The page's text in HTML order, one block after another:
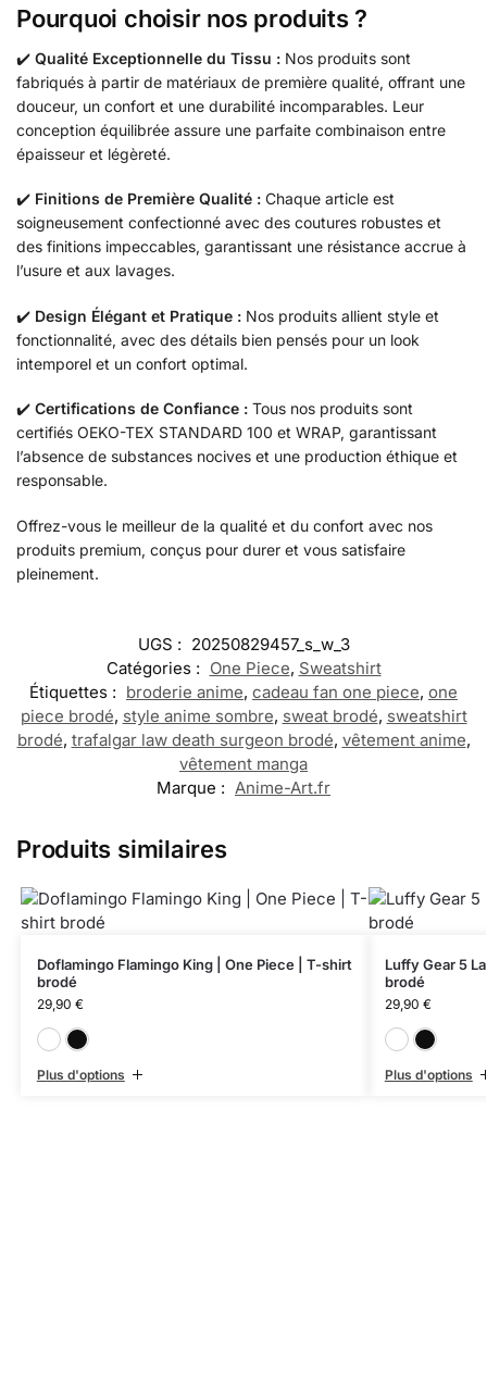
Pourquoi choisir nos produits ?
✔️ Qualité Exceptionnelle du Tissu : Nos produits sont
fabriqués à partir de matériaux de première qualité, offrant une
douceur, un confort et une durabilité incomparables. Leur
conception équilibrée assure une parfaite combinaison entre
épaisseur et légèreté.
✔️ Finitions de Première Qualité : Chaque article est
soigneusement confectionné avec des coutures robustes et
des finitions impeccables, garantissant une résistance accrue à
l’usure et aux lavages.
✔️ Design Élégant et Pratique : Nos produits allient style et
fonctionnalité, avec des détails bien pensés pour un look
intemporel et un confort optimal.
✔️ Certifications de Confiance : Tous nos produits sont
certifiés OEKO-TEX STANDARD 100 et WRAP, garantissant
l’absence de substances nocives et une production éthique et
responsable.
Offrez-vous le meilleur de la qualité et du confort avec nos
produits premium, conçus pour durer et vous satisfaire
pleinement.
UGS : 20250829457_s_w_3
Catégories : One Piece, Sweatshirt
Étiquettes : broderie anime, cadeau fan one piece, one
piece brodé, style anime sombre, sweat brodé, sweatshirt
brodé, trafalgar law death surgeon brodé, vêtement anime,
vêtement manga
Marque : Anime-Art.fr
Produits similaires
Doflamingo Flamingo King | One Piece | T-shirt
brodé
29,90 €
Plus d'options
Luffy Gear 5
brodé
29,90 €
Plus d'options